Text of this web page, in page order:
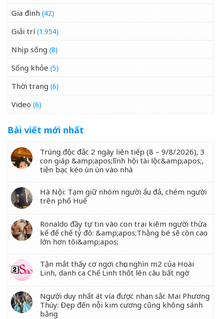
Gia đình (42)
Giải trí(1.954)
Nhịp sống (8)
Sống khỏe (5)
Thời trang (6)
Video (6)
Bài viết mới nhất
Trúng độc đắc 2 ngày liên tiếp (8 – 9/8/2026), 3
con giáp &amp;apos;lĩnh hội tài lộc&amp;apos;,
tiền bạc kéo ùn ùn vào nhà
Hà Nội: Tạm giữ nhóm người ẩu đả, chém người
trên phố Huế
Ronaldo đầy tự tin vào con trai kiêm người thừa
kế đế chế tỷ đô: &amp;apos;Thằng bé sẽ còn cao
lớn hơn tôi&amp;apos;
Tận mắt thấy cơ ngơi chục nghìn m2 của Hoài
Linh, danh ca Chế Linh thốt lên câu bất ngờ
Người duy nhất át vía được nhan sắc Mai Phương
Thúy: Đẹp đến nỗi kim cương cũng không sánh
bằng